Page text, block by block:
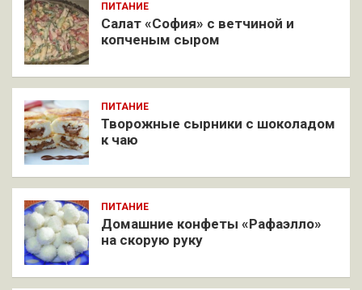
ПИТАНИЕ
Салат «София» с ветчиной и
копченым сыром
ПИТАНИЕ
Творожные сырники с шоколадом
к чаю
ПИТАНИЕ
Домашние конфеты «Рафаэлло»
на скорую руку